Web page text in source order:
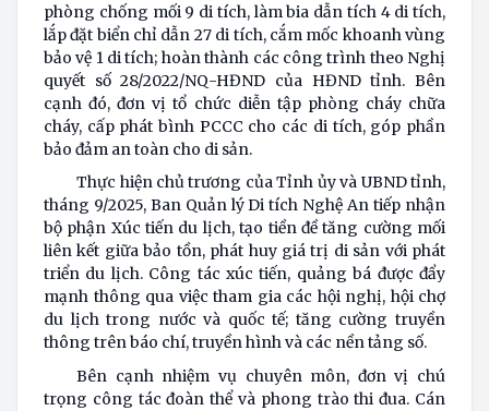
phòng chống mối 9 di tích, làm bia dẫn tích 4 di tích,
lắp đặt biển chỉ dẫn 27 di tích, cắm mốc khoanh vùng
bảo vệ 1 di tích; hoàn thành các công trình theo Nghị
quyết số 28/2022/NQ-HĐND của HĐND tỉnh. Bên
cạnh đó, đơn vị tổ chức diễn tập phòng cháy chữa
cháy, cấp phát bình PCCC cho các di tích, góp phần
bảo đảm an toàn cho di sản.
Thực hiện chủ trương của Tỉnh ủy và UBND tỉnh,
tháng 9/2025, Ban Quản lý Di tích Nghệ An tiếp nhận
bộ phận Xúc tiến du lịch, tạo tiền đề tăng cường mối
liên kết giữa bảo tồn, phát huy giá trị di sản với phát
triển du lịch. Công tác xúc tiến, quảng bá được đẩy
mạnh thông qua việc tham gia các hội nghị, hội chợ
du lịch trong nước và quốc tế; tăng cường truyền
thông trên báo chí, truyền hình và các nền tảng số.
Bên cạnh nhiệm vụ chuyên môn, đơn vị chú
trọng công tác đoàn thể và phong trào thi đua. Cán